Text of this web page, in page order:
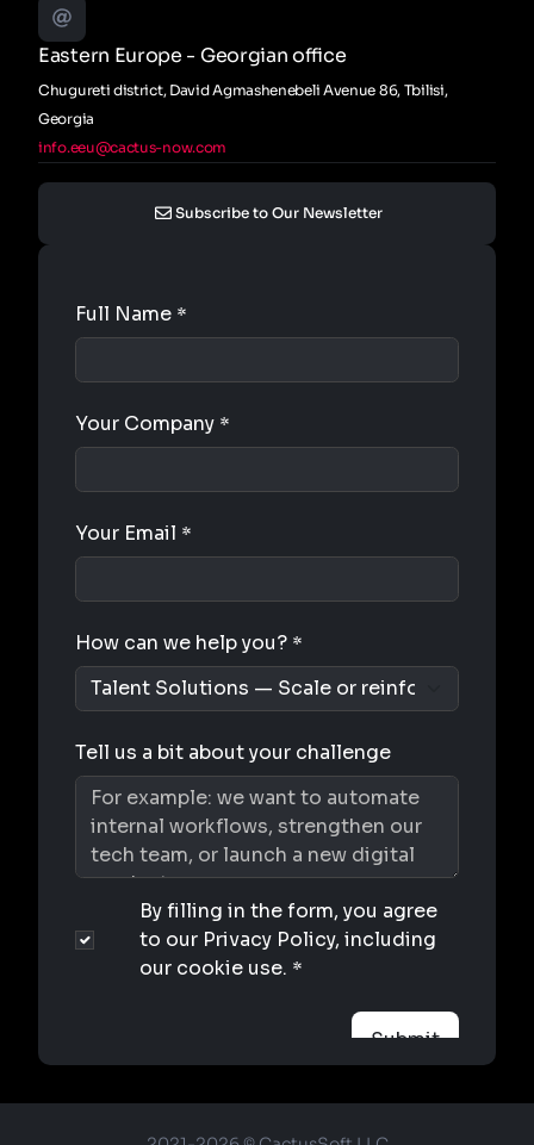
Eastern Europe - Georgian office
Chugureti district, David Agmashenebeli Avenue 86, Tbilisi,
Georgia
info.eeu@cactus-now.com
Subscribe to Our Newsletter